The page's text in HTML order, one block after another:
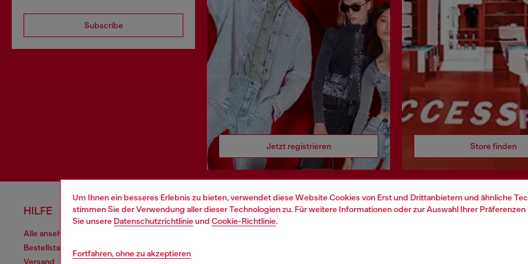
Um Ihnen ein besseres Erlebnis zu bieten, verwendet diese Website Cookies von Erst und Drittanbietern und ähnliche
stimmen Sie der Verwendung aller dieser Technologien zu. Für weitere Informationen oder zur Auswahl Ihrer Präferenzen
Sie unsere Datenschutzrichtlinieund Cookie-Richtlinie.
Fortfahren, ohne zu akzeptieren
Subscribe
Jetzt registrieren Store finden
HILFE
Alle ansehen
Bestellstatus
Versand
AGB UND RECHTLICHES WORLD OF DIESEL